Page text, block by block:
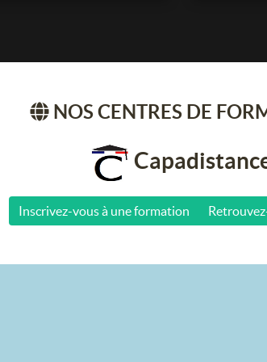
NOS CENTRES DE
Inscrivez-vous à une formation